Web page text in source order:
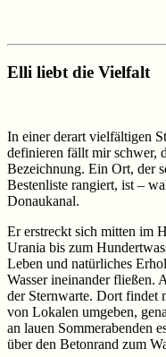
Elli liebt die Vielfalt
In einer derart vielfältigen
definieren fällt mir schwer,
Bezeichnung. Ein Ort, der
Bestenliste rangiert, ist –
Donaukanal.
Er erstreckt sich mitten im
Urania bis zum
Leben und natürliches
Wasser ineinander fließen.
der Sternwarte. Dort findet
von Lokalen umgeben,
an lauen Sommerabenden
über den Betonrand zum